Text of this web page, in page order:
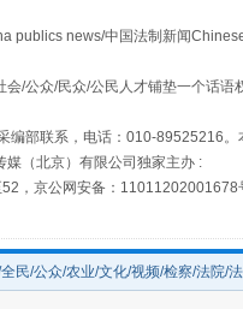
news/中国法制新闻
/公众/民众/公民人才铺垫一个话
部联系，电话：010-89525216
（北京）有限公司独家主办 :
，京公网安备：11011202001678
民/公众/农业/文化/视频/检察/法院/